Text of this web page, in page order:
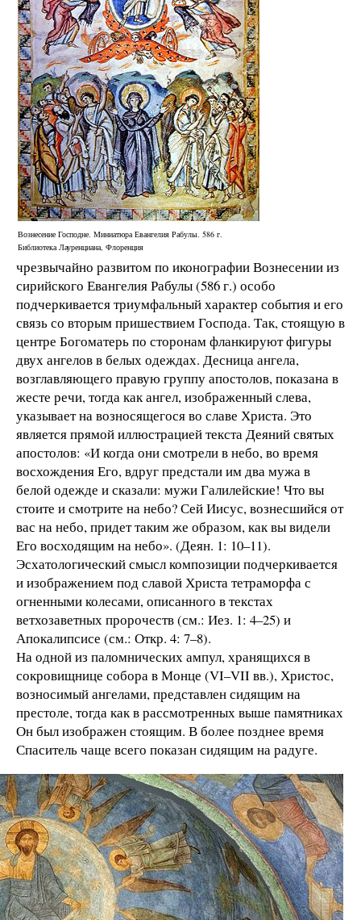
Вознесение Господне. Миниатюра Евангелия Рабулы. 586 г.
Библиотека Лауренциана, Флоренция
чрезвычайно развитом по иконографии Вознесении из
сирийского Евангелия Рабулы (586 г.) особо
подчеркивается триумфальный характер события и его
связь со вторым пришествием Господа. Так, стоящую в
центре Богоматерь по сторонам фланкируют фигуры
двух ангелов в белых одеждах. Десница ангела,
возглавляющего правую группу апостолов, показана в
жесте речи, тогда как ангел, изображенный слева,
указывает на возносящегося во славе Христа. Это
является прямой иллюстрацией текста Деяний святых
апостолов: «И когда они смотрели в небо, во время
восхождения Его, вдруг предстали им два мужа в
белой одежде и сказали: мужи Галилейские! Что вы
стоите и смотрите на небо? Сей Иисус, вознесшийся от
вас на небо, придет таким же образом, как вы видели
Его восходящим на небо». (Деян. 1: 10–11).
Эсхатологический смысл композиции подчеркивается
и изображением под славой Христа тетраморфа с
огненными колесами, описанного в текстах
ветхозаветных пророчеств (см.: Иез. 1: 4–25) и
Апокалипсисе (см.: Откр. 4: 7–8).
На одной из паломнических ампул, хранящихся в
сокровищнице собора в Монце (VI–VII вв.), Христос,
возносимый ангелами, представлен сидящим на
престоле, тогда как в рассмотренных выше памятниках
Он был изображен стоящим. В более позднее время
Спаситель чаще всего показан сидящим на радуге.